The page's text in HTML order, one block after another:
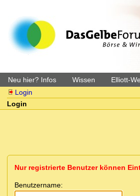
Neu hier? Infos Wissen Elliott-
Login
Login
Nur registrierte Benutzer können
Benutzername: